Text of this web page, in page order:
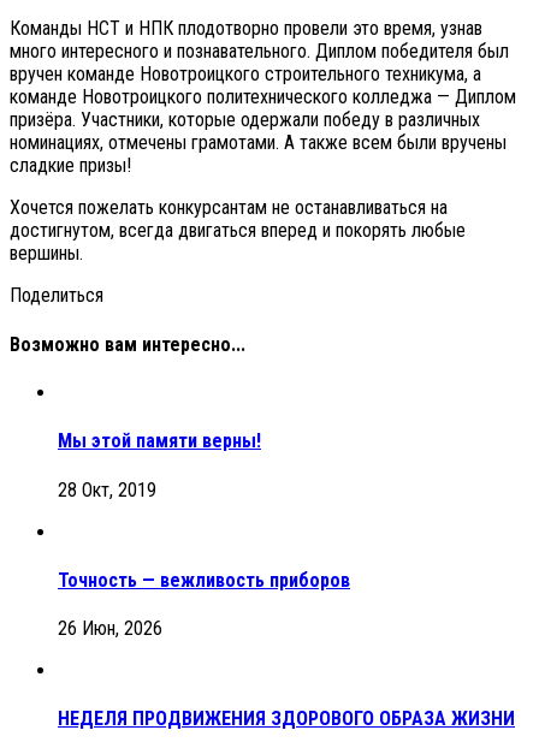
Команды НСТ и НПК плодотворно провели это время, узнав
много интересного и познавательного. Диплом победителя был
вручен команде Новотроицкого строительного техникума, а
команде Новотроицкого политехнического колледжа — Диплом
призёра. Участники, которые одержали победу в различных
номинациях, отмечены грамотами. А также всем были вручены
сладкие призы!
Хочется пожелать конкурсантам не останавливаться на
достигнутом, всегда двигаться вперед и покорять любые
вершины.
Поделиться
Возможно вам интересно...
Мы этой памяти верны!
28 Окт, 2019
Точность — вежливость приборов
26 Июн, 2026
НЕДЕЛЯ ПРОДВИЖЕНИЯ ЗДОРОВОГО ОБРАЗА ЖИЗНИ